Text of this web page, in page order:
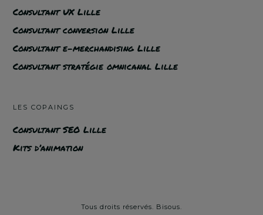
Consultant UX Lille
Consultant conversion Lille
Consultant e-merchandising Lille
Consultant stratégie omnicanal Lille
LES COPAINGS
Consultant SEO Lille
Kits d’animation
Tous droits réservés. Bisous.